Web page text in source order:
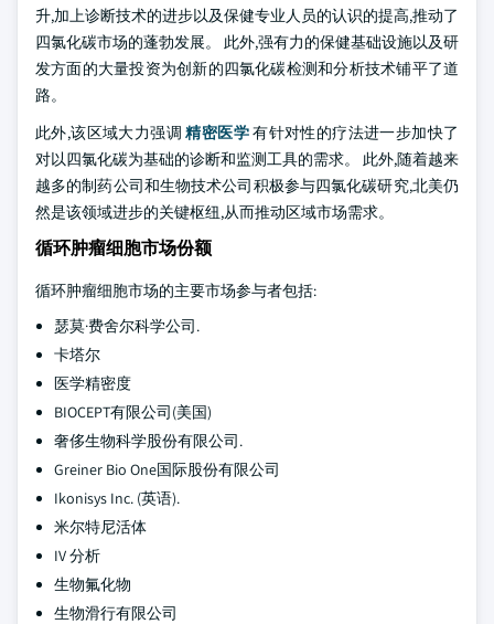
升,加上诊断技术的进步以及保健专业人员的认识的提高,推动了
四氯化碳市场的蓬勃发展。 此外,强有力的保健基础设施以及研
发方面的大量投资为创新的四氯化碳检测和分析技术铺平了道
路。
此外,该区域大力强调精密医学有针对性的疗法进一步加快了
对以四氯化碳为基础的诊断和监测工具的需求。 此外,随着越来
越多的制药公司和生物技术公司积极参与四氯化碳研究,北美仍
然是该领域进步的关键枢纽,从而推动区域市场需求。
循环肿瘤细胞市场份额
循环肿瘤细胞市场的主要市场参与者包括:
瑟莫·费舍尔科学公司.
卡塔尔
医学精密度
BIOCEPT有限公司(美国)
奢侈生物科学股份有限公司.
Greiner Bio One国际股份有限公司
Ikonisys Inc. (英语).
米尔特尼活体
IV 分析
生物氟化物
生物滑行有限公司